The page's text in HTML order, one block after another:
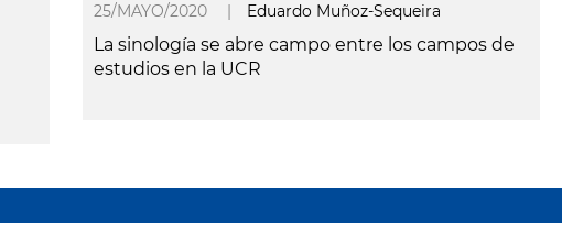
25/MAYO/2020 | Eduardo Muñoz-Sequeira
La sinología se abre campo entre los campos de
estudios en la UCR